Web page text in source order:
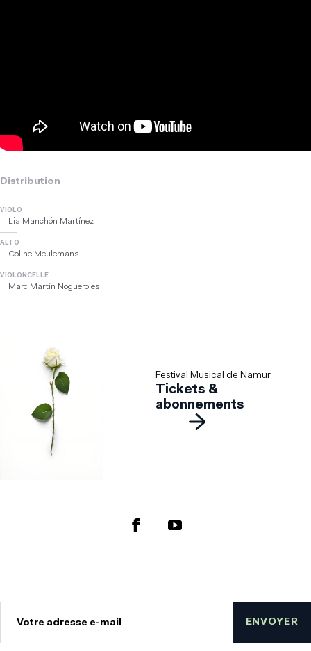
Distribution
VIOLO
Lia Manchón Martínez
ALTO
Coline Meulemans
VIOLONCELLE
Marc Martín Nogueroles
Festival Musical de Namur
Tickets &
abonnements
Votre adresse e-mail ENVOYER